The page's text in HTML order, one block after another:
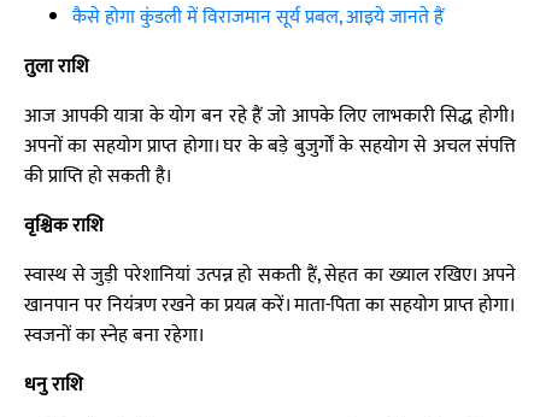
कैसे होगा कुंडली में विराजमान सूर्य प्रबल, आइये जानते हैं
तुला राशि
आज आपकी यात्रा के योग बन रहे हैं जो आपके लिए लाभकारी सिद्ध होगी।
अपनों का सहयोग प्राप्त होगा। घर के बड़े बुजुर्गों के सहयोग से अचल संपत्ति
की प्राप्ति हो सकती है।
वृश्चिक राशि
स्वास्थ से जुड़ी परेशानियां उत्पन्न हो सकती हैं, सेहत का ख्याल रखिए। अपने
खानपान पर नियंत्रण रखने का प्रयत्न करें। माता-पिता का सहयोग प्राप्त होगा।
स्वजनों का स्नेह बना रहेगा।
धनु राशि